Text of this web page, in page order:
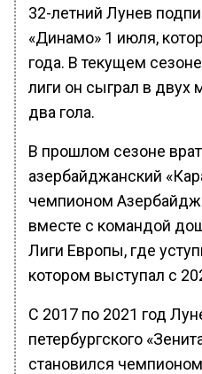
32-летний Лунев
«Динамо» 1 июля,
года. В текущем
лиги он сыграл в двух
два гола.
В прошлом сезоне
азербайджанский
чемпионом
вместе с командой
Лиги Европы, где
котором выступал с
С 2017 по 2021 год
петербургского
становился